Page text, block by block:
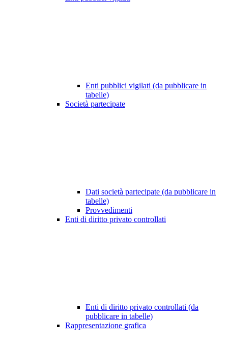
Enti pubblici vigilati (da pubblicare in
tabelle)
Società partecipate
Dati società partecipate (da pubblicare in
tabelle)
Provvedimenti
Enti di diritto privato controllati
Enti di diritto privato controllati (da
pubblicare in tabelle)
Rappresentazione grafica